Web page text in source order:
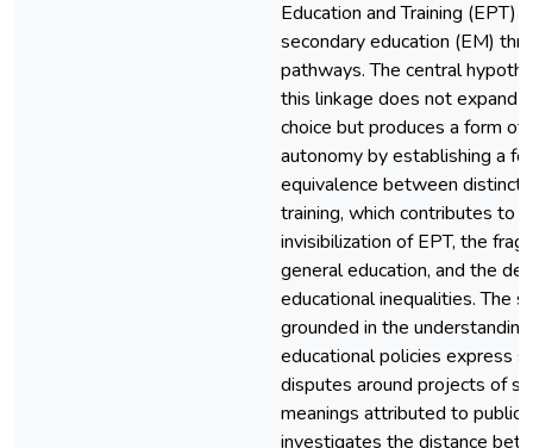
Education and Training (EPT)
secondary education (EM)
pathways. The central
this linkage does not expand
choice but produces a form of
autonomy by establishing a
equivalence between distinct
training, which contributes to
invisibilization of EPT, the
general education, and the
educational inequalities. The
grounded in the
educational policies express
disputes around projects of
meanings attributed to public
investigates the distance